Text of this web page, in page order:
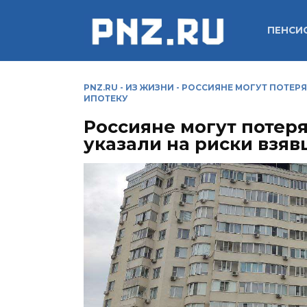
PNZ.RU - ИЗ ЖИЗНИ - РОССИЯНЕ МОГУТ
ИПОТЕКУ
Россияне могут
указали на риски